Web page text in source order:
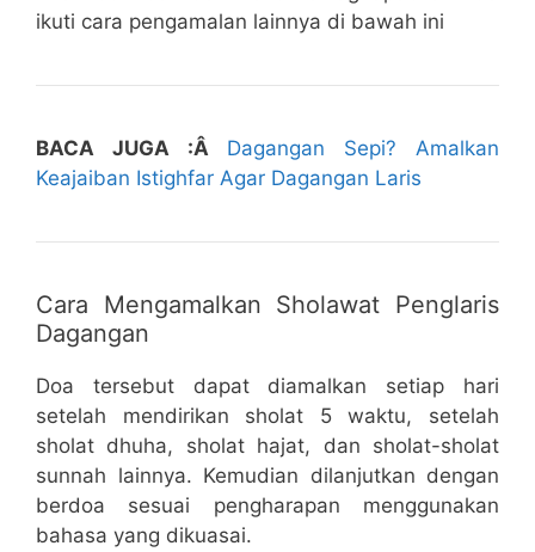
ikuti cara pengamalan lainnya di bawah ini
BACA JUGA :Â Dagangan Sepi? Amalkan
Keajaiban Istighfar Agar Dagangan Laris
Cara Mengamalkan Sholawat Penglaris
Dagangan
Doa tersebut dapat diamalkan setiap hari
setelah mendirikan sholat 5 waktu, setelah
sholat dhuha, sholat hajat, dan sholat-sholat
sunnah lainnya. Kemudian dilanjutkan dengan
berdoa sesuai pengharapan menggunakan
bahasa yang dikuasai.